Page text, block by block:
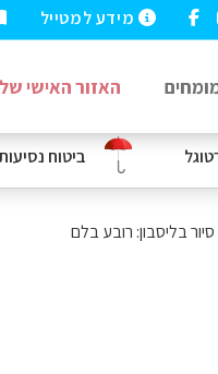
ביטוח
מידע למטייל
האזור האישי
סיור בליסבון: רובע בלם